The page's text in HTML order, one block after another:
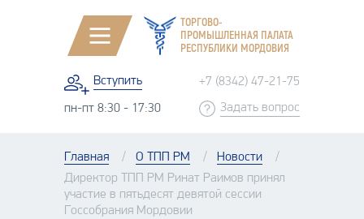
ТОРГОВО-
ПРОМЫШЛЕННАЯ ПАЛАТА
РЕСПУБЛИКИ МОРДОВИЯ
Вступить +7 (8342) 47-21-75
пн-пт 8:30 - 17:30 Задать вопрос
Главная О ТПП РМ
Новости
Директор ТПП РМ Ринат Раимов принял
участие в пятьдесят девятой сессии
Госсобрания Мордовии